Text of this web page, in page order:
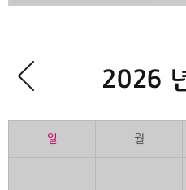
2026
일 월